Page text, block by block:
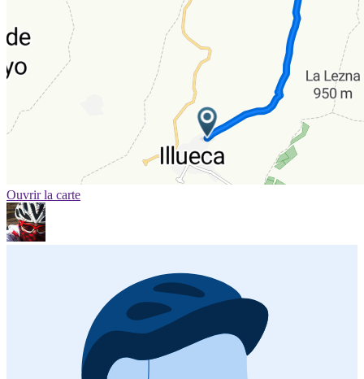
Ouvrir la carte